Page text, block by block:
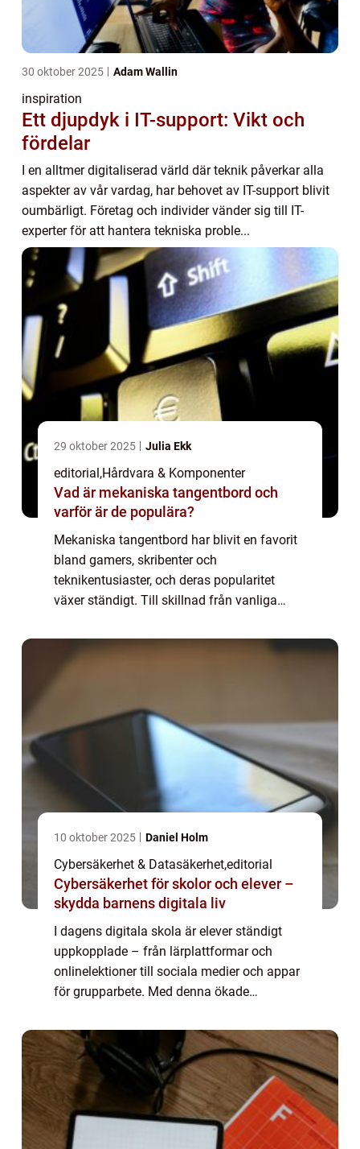
30 oktober 2025 Adam Wallin
inspiration
Ett djupdyk i IT-support: Vikt och
fördelar
I en alltmer digitaliserad värld där teknik påverkar alla
aspekter av vår vardag, har behovet av IT-support blivit
oumbärligt. Företag och individer vänder sig till IT-
experter för att hantera tekniska proble...
29 oktober 2025 Julia Ekk
editorial,Hårdvara & Komponenter
Vad är mekaniska tangentbord och
varför är de populära?
Mekaniska tangentbord har blivit en favorit
bland gamers, skribenter och
teknikentusiaster, och deras popularitet
växer ständigt. Till skillnad från vanliga
individuella mekaniska brytare under varj...
10 oktober 2025 Daniel Holm
Cybersäkerhet & Datasäkerhet,editorial
Cybersäkerhet för skolor och elever –
skydda barnens digitala liv
I dagens digitala skola är elever ständigt
uppkopplade – från lärplattformar och
onlinelektioner till sociala medier och appar
för grupparbete. Med denna ökade